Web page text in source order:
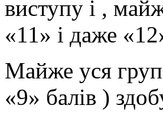
виступу і ,
«11» і даже
Майже уся
«9» балів )